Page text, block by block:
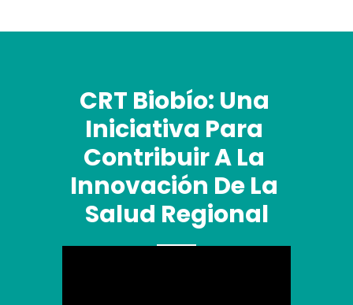
CRT Biobío: Una
Iniciativa Para
Contribuir A La
Innovación De La
Salud Regional